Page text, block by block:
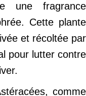
une fragrance
Cette plante
et récoltée par
pour lutter contre
comme